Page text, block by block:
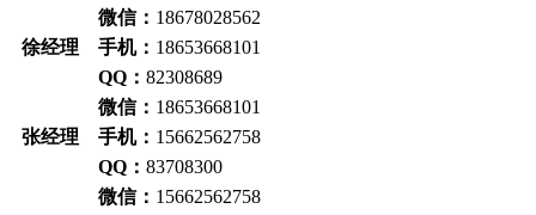
微信： 18678028562
徐经理 手机： 18653668101
QQ： 82308689
微信： 18653668101
张经理 手机： 15662562758
QQ： 83708300
微信： 15662562758